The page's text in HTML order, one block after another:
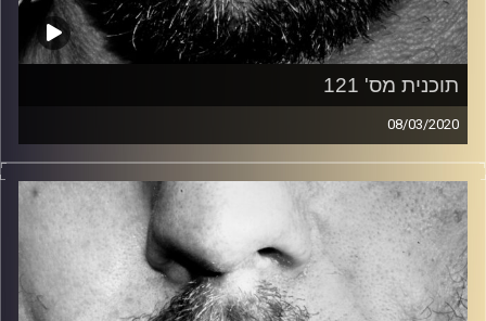
תוכנית מס' 121
08/03/2020
זיפים, מוזיקה מחוספסת של הופעות חיות. הרבה ג'אם, רוק,
בלוז, bluegrass, ג'אז, Fאנק, פרוגרסיב ואפילו אלקטרוניקה.
כל מה שחי, אמיתי ונושם.
עם שמוליק רגב.
קרדיט תמונות: David Goehring